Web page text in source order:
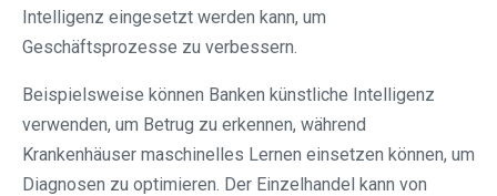
Intelligenz eingesetzt werden kann, um
Geschäftsprozesse zu verbessern.
Beispielsweise können Banken künstliche Intelligenz
verwenden, um Betrug zu erkennen, während
Krankenhäuser maschinelles Lernen einsetzen können, um
Diagnosen zu optimieren. Der Einzelhandel kann von